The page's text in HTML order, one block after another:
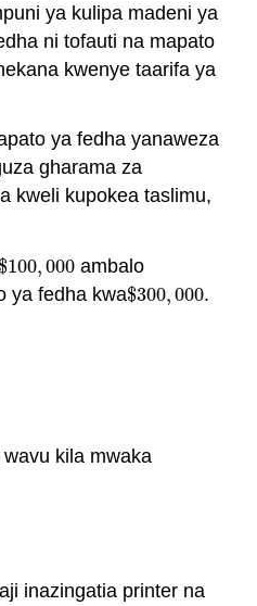
ya kulipa madeni ya
ni tofauti na mapato
kwenye taarifa ya
ya fedha yanaweza
gharama za
kweli kupokea taslimu,
$100,000
$100 ,000 ambalo
ya fedha kwa$300,000
$300 ,000.
kila mwaka
inazingatia printer na